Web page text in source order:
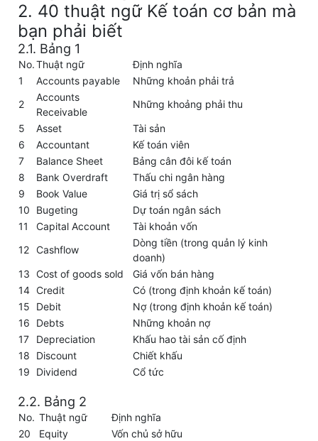
2. 40 thuật ngữ Kế toán cơ bản mà
bạn phải biết
2.1. Bảng 1
No.Thuật ngữ
Định nghĩa
1
Accounts payable
Những khoản phải trả
2
Accounts
Receivable
Những khoảng phải thu
5
Asset
Tài sản
6
Accountant
Kế toán viên
7
Balance Sheet
Bảng cân đôi kế toán
8
Bank Overdraft
Thấu chi ngân hàng
9
Book Value
Giá trị sổ sách
10
Bugeting
Dự toán ngân sách
11
Capital Account
Tài khoản vốn
12 Cashflow
Dòng tiền (trong quản lý kinh
doanh)
13 Cost of goods sold
Giá vốn bán hàng
14 Credit
Có (trong định khoản kế toán)
15
Debit
Nợ (trong định khoản kế toán)
16
Debts
Những khoản nợ
17
Depreciation
Khấu hao tài sản cố định
18
Discount
Chiết khấu
19
Dividend Cổ tức
2.2. Bảng 2
No. Thuật ngữ
Định nghĩa
20
Equity
Vốn chủ sở hữu